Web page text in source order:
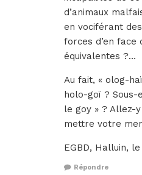
d’animaux
en vociférant
forces d’en face
équivalentes ?…
Au fait, « olog-
holo-goï ? Sous-
le goy » ? Allez-
mettre votre
EGBD, Halluin,
Répondre